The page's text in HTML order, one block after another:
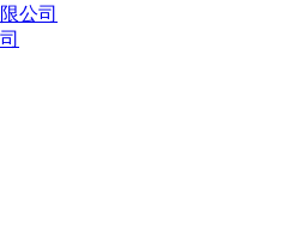
公司